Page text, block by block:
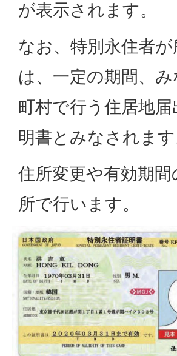
が表示されます。
なお、特別永住者
は、一定の期間、
町村で行う住居地
明書とみなされます
住所変更や有効期
所で行います。